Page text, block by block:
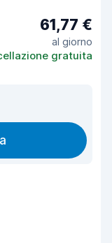
61,77 €
al giorno
gratuita